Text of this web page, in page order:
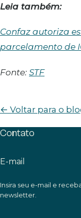
Leia também:
Confaz autoriza
parcelamento de
Fonte: STF
← Voltar para o
Contato
Insira seu e-mail e
newsletter.